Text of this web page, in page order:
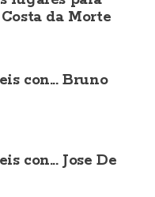
da Morte
con... Bruno
con... Jose De